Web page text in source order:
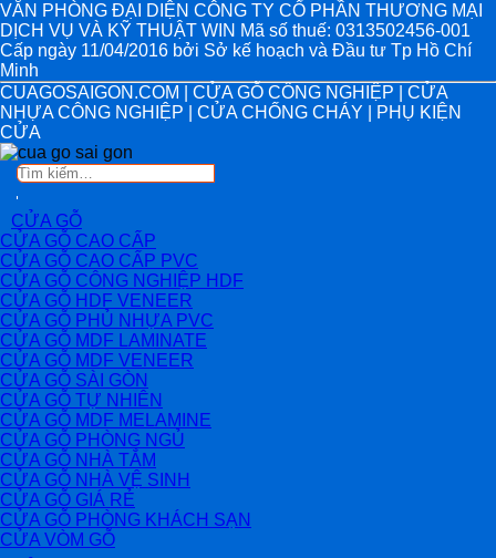
VĂN PHÒNG ĐẠI DIỆN CÔNG TY CỔ PHẦN THƯƠNG MẠI
DỊCH VỤ VÀ KỸ THUẬT WIN Mã số thuế: 0313502456-001
Cấp ngày 11/04/2016 bởi Sở kế hoạch và Đầu tư Tp Hồ Chí
Minh
CUAGOSAIGON.COM | CỬA GỖ CÔNG NGHIỆP | CỬA
NHỰA CÔNG NGHIỆP | CỬA CHỐNG CHÁY | PHỤ KIỆN
CỬA
Tìm
CỬA GỖ
CỬA GỖ CAO CẤP
CỬA GỖ CAO CẤP PVC
CỬA GỖ CÔNG NGHIỆP HDF
CỬA GỖ HDF VENEER
CỬA GỖ PHỦ NHỰA PVC
CỬA GỖ MDF LAMINATE
CỬA GỖ MDF VENEER
CỬA GỖ SÀI GÒN
CỬA GỖ TỰ NHIÊN
CỬA GỖ MDF MELAMINE
CỬA GỖ PHÒNG NGỦ
CỬA GỖ NHÀ TẮM
CỬA GỖ NHÀ VỆ SINH
CỬA GỖ GIÁ RẺ
CỬA GỖ PHÒNG KHÁCH SẠN
CỬA VÒM GỖ